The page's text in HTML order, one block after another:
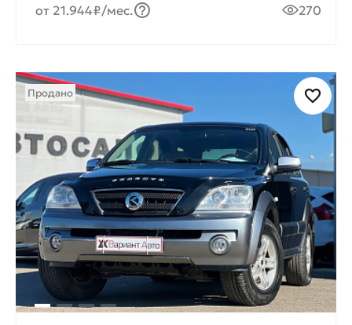
от 21.944₽/мес. 270
Продано